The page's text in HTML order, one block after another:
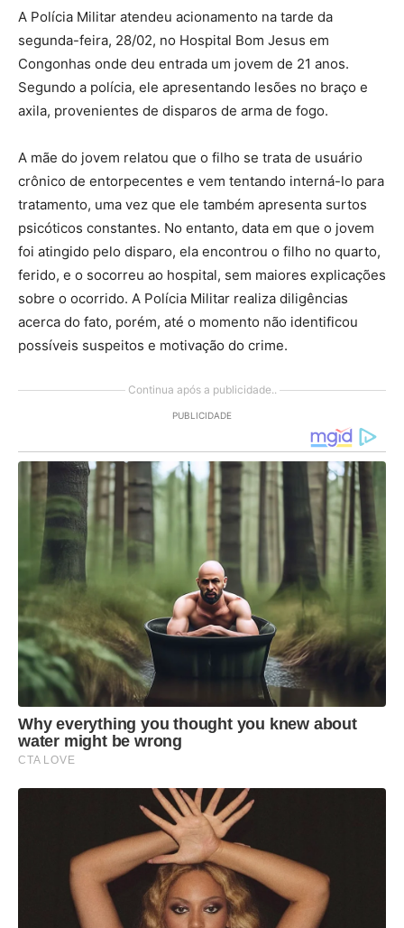
A Polícia Militar atendeu acionamento na tarde da
segunda-feira, 28/02, no Hospital Bom Jesus em
Congonhas onde deu entrada um jovem de 21 anos.
Segundo a polícia, ele apresentando lesões no braço e
axila, provenientes de disparos de arma de fogo.
A mãe do jovem relatou que o filho se trata de usuário
crônico de entorpecentes e vem tentando interná-lo para
tratamento, uma vez que ele também apresenta surtos
psicóticos constantes. No entanto, data em que o jovem
foi atingido pelo disparo, ela encontrou o filho no quarto,
ferido, e o socorreu ao hospital, sem maiores explicações
sobre o ocorrido. A Polícia Militar realiza diligências
acerca do fato, porém, até o momento não identificou
possíveis suspeitos e motivação do crime.
Continua após a publicidade..
PUBLICIDADE